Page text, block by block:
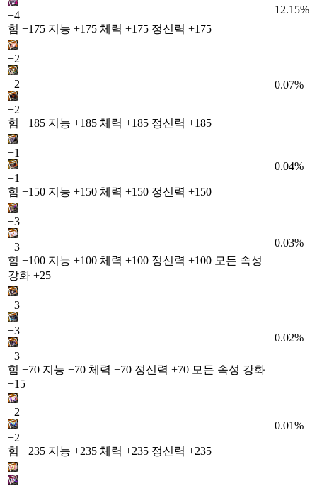
+4
힘 +175 지능 +175 체력 +175 정신력 +175
12.15%
+2
+2
+2
힘 +185 지능 +185 체력 +185 정신력 +185
0.07%
+1
+1
힘 +150 지능 +150 체력 +150 정신력 +150
0.04%
+3
+3
힘 +100 지능 +100 체력 +100 정신력 +100 모든 속성
강화 +25
0.03%
+3
+3
+3
힘 +70 지능 +70 체력 +70 정신력 +70 모든 속성 강화
+15
0.02%
+2
+2
힘 +235 지능 +235 체력 +235 정신력 +235
0.01%